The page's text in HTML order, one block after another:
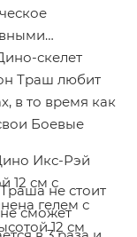
скелет
Траш любит
в то время как
Боевые
не стоит
сможет
Икс-Рэй
12 см с
гелем с
12 см